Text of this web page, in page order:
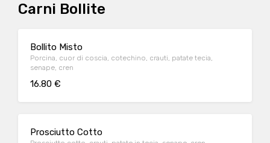
Carni Bollite
Bollito Misto
Porcina, cuor di coscia, cotechino, crauti, patate tecia,
senape, cren
16.80 €
Prosciutto Cotto